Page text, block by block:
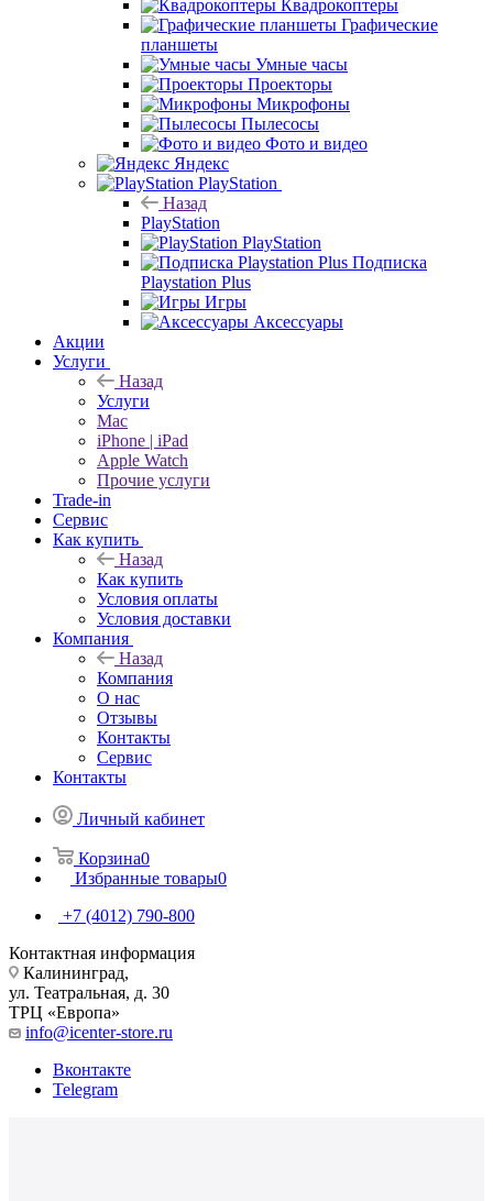
Квадрокоптеры
Графические
планшеты
Умные часы
Проекторы
Микрофоны
Пылесосы
Фото и видео
Яндекс
PlayStation
Назад
PlayStation
PlayStation
Подписка
Playstation Plus
Игры
Аксессуары
Акции
Услуги
Назад
Услуги
Mac
iPhone | iPad
Apple Watch
Прочие услуги
Trade-in
Сервис
Как купить
Назад
Как купить
Условия оплаты
Условия доставки
Компания
Назад
Компания
О нас
Отзывы
Контакты
Сервис
Контакты
Личный кабинет
Корзина0
Избранные товары0
+7 (4012) 790-800
Контактная информация
Калининград,
ул. Театральная, д. 30
ТРЦ «Европа»
info@icenter-store.ru
Вконтакте
Telegram